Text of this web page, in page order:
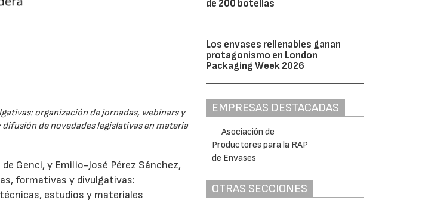
organización de jornadas, webinars y
de novedades legislativas en materia
Genci, y Emilio-José Pérez Sánchez,
formativas y divulgativas:
estudios y materiales
de 200 botellas
Los envases rellenables ganan
protagonismo en London
Packaging Week 2026
EMPRESAS DESTACADAS
OTRAS SECCIONES